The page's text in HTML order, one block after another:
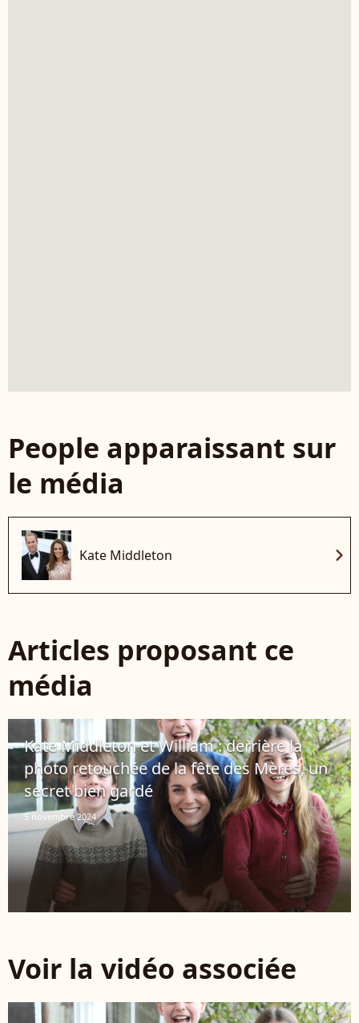
People apparaissant sur
le média
Kate Middleton chevron_right
Articles proposant ce
média
Kate Middleton et William : derrière la
photo retouchée de la fête des Mères, un
secret bien gardé
5 novembre 2024
Voir la vidéo associée